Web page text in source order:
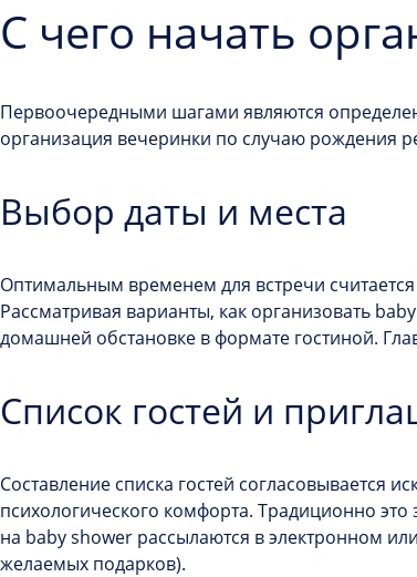
С чего начать
Первоочередными шагами являются
организация вечеринки по случаю рождения
Выбор даты и места
Оптимальным временем для встречи
Рассматривая варианты, как организовать
домашней обстановке в формате гостиной.
Список гостей и
Составление списка гостей согласовывается
психологического комфорта. Традиционно
на baby shower рассылаются в электронном
желаемых подарков).